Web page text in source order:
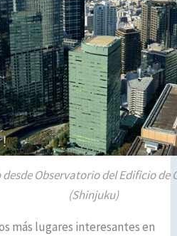
Observatorio del Edificio
(Shinjuku)
más lugares interesantes en